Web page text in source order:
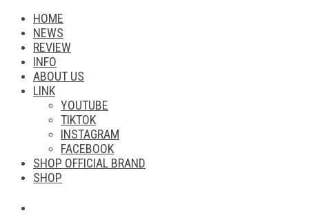
HOME
NEWS
REVIEW
INFO
ABOUT US
LINK
YOUTUBE
TIKTOK
INSTAGRAM
FACEBOOK
SHOP OFFICIAL BRAND
SHOP